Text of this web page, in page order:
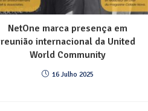
NetOne marca presença em
reunião internacional da United
World Community
16 Julho 2025